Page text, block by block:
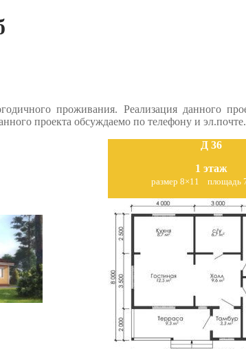
проживания. Реализация данного
проекта обсуждаемо по телефону и
Д 36
1 этаж
размер 8×11 площадь